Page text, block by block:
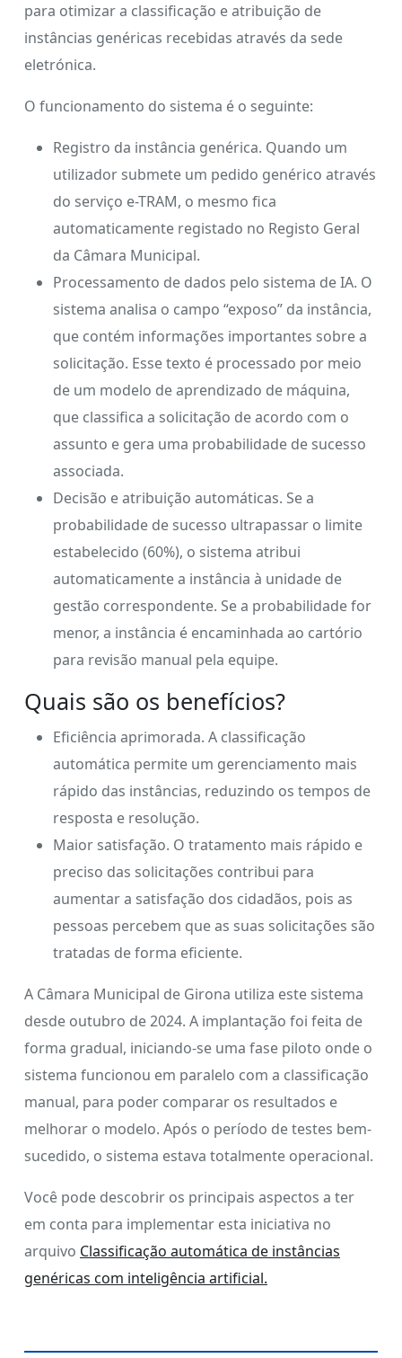
para otimizar a classificação e atribuição de
instâncias genéricas recebidas através da sede
eletrónica.
O funcionamento do sistema é o seguinte:
Registro da instância genérica. Quando um
utilizador submete um pedido genérico através
do serviço e-TRAM, o mesmo fica
automaticamente registado no Registo Geral
da Câmara Municipal.
Processamento de dados pelo sistema de IA. O
sistema analisa o campo “exposo” da instância,
que contém informações importantes sobre a
solicitação. Esse texto é processado por meio
de um modelo de aprendizado de máquina,
que classifica a solicitação de acordo com o
assunto e gera uma probabilidade de sucesso
associada.
Decisão e atribuição automáticas. Se a
probabilidade de sucesso ultrapassar o limite
estabelecido (60%), o sistema atribui
automaticamente a instância à unidade de
gestão correspondente. Se a probabilidade for
menor, a instância é encaminhada ao cartório
para revisão manual pela equipe.
Quais são os benefícios?
Eficiência aprimorada. A classificação
automática permite um gerenciamento mais
rápido das instâncias, reduzindo os tempos de
resposta e resolução.
Maior satisfação. O tratamento mais rápido e
preciso das solicitações contribui para
aumentar a satisfação dos cidadãos, pois as
pessoas percebem que as suas solicitações são
tratadas de forma eficiente.
A Câmara Municipal de Girona utiliza este sistema
desde outubro de 2024. A implantação foi feita de
forma gradual, iniciando-se uma fase piloto onde o
sistema funcionou em paralelo com a classificação
manual, para poder comparar os resultados e
melhorar o modelo. Após o período de testes bem-
sucedido, o sistema estava totalmente operacional.
Você pode descobrir os principais aspectos a ter
em conta para implementar esta iniciativa no
arquivo Classificação automática de instâncias
genéricas com inteligência artificial.